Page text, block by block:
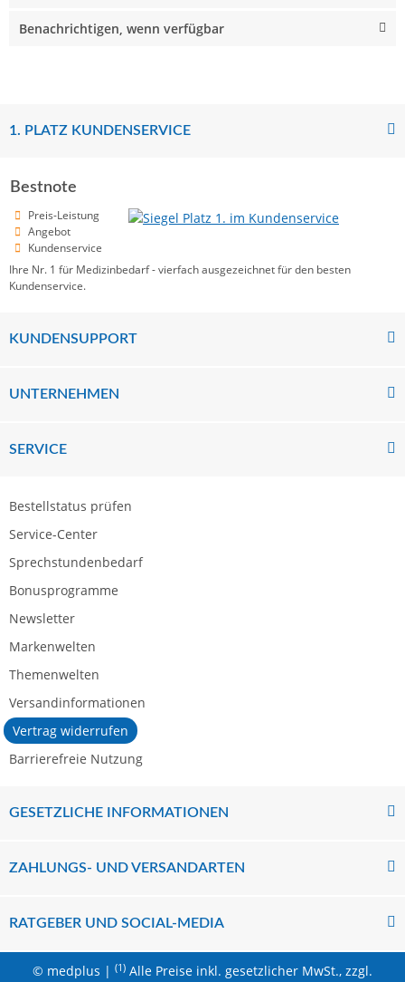
Benachrichtigen, wenn verfügbar
1. PLATZ KUNDENSERVICE
Bestnote
Preis-Leistung
Angebot
Kundenservice
Ihre Nr. 1 für Medizinbedarf - vierfach ausgezeichnet für den besten
Kundenservice.
KUNDENSUPPORT
UNTERNEHMEN
SERVICE
Bestellstatus prüfen
Service-Center
Sprechstundenbedarf
Bonusprogramme
Newsletter
Markenwelten
Themenwelten
Versandinformationen
Vertrag widerrufen
Barrierefreie Nutzung
GESETZLICHE INFORMATIONEN
ZAHLUNGS- UND VERSANDARTEN
RATGEBER UND SOCIAL-MEDIA
© medplus | (1) Alle Preise inkl. gesetzlicher MwSt., zzgl.